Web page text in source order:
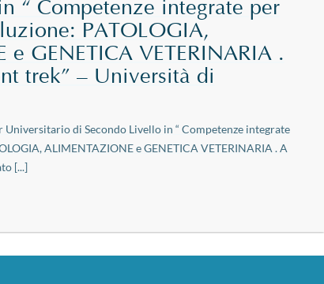
“ Competenze integrate per
PATOLOGIA,
e GENETICA VETERINARIA .
trek” – Università di
di Secondo Livello in “ Competenze integrate
ALIMENTAZIONE e GENETICA VETERINARIA . A
[...]